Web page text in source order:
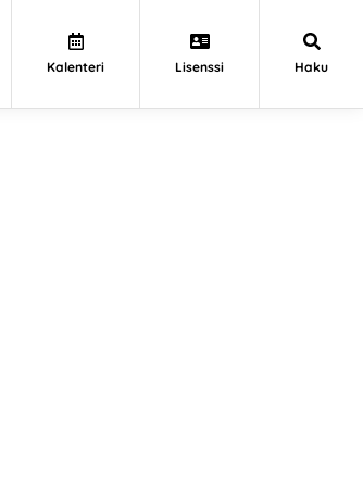
Kalenteri Lisenssi Haku